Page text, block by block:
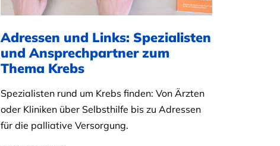
Adressen und Links: Spezialisten
und Ansprechpartner zum
Thema Krebs
Spezialisten rund um Krebs finden: Von Ärzten
oder Kliniken über Selbsthilfe bis zu Adressen
für die palliative Versorgung.